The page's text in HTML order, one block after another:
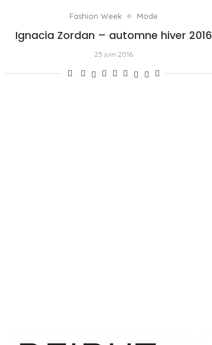
Fashion Week Mode
Ignacia Zordan – automne hiver 2016
25 juin 2016